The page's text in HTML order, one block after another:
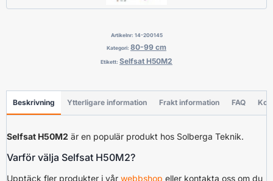
Artikelnr: 14-200145
Kategori: 80-99 cm
Etikett: Selfsat H50M2
Beskrivning Ytterligare information Frakt information FAQ
Selfsat H50M2 är en populär produkt hos Solberga Teknik.
Varför välja Selfsat H50M2?
Upptäck fler produkter i vår webbshop eller kontakta oss om du